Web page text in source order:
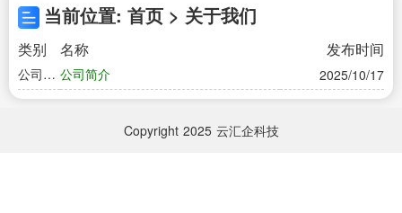
当前位置: 首页 > 关于我们
类别 名称 发布时间
公司简
介
公司简介 2025/10/17
Copyright 2025 云汇企科技